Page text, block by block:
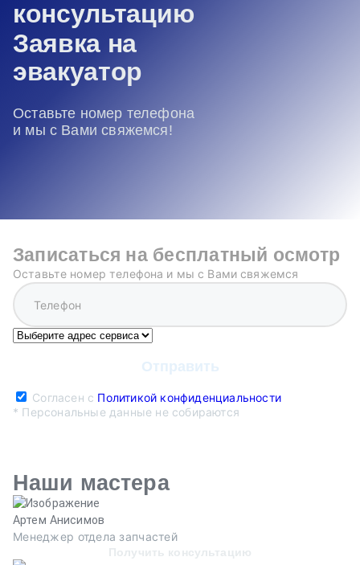
консультацию
Заявка на
эвакуатор
Оставьте номер телефона
и мы с Вами свяжемся!
Записаться на бесплатный осмотр
Оставьте номер телефона и мы с Вами свяжемся
Согласен с Политикой конфиденциальности
* Персональные данные не собираются
Наши мастера
Артем Анисимов
Менеджер отдела запчастей
Получить консультацию